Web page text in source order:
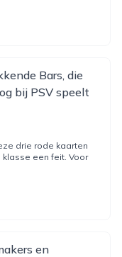
Bars, die
bij PSV speelt
drie rode kaarten
een feit. Voor
en